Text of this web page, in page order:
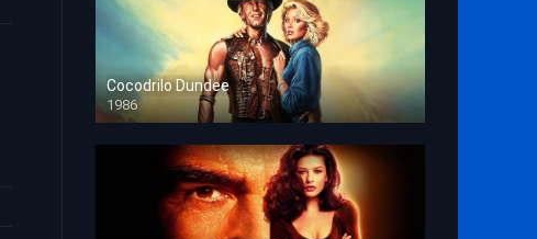
Cocodrilo Dundee
1986
HD 1080p